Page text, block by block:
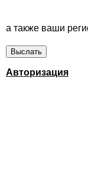
а также ваши
Авторизация